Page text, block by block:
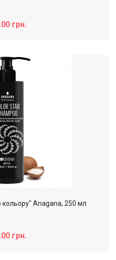
грн.
кольору" Anagana, 250 мл
грн.